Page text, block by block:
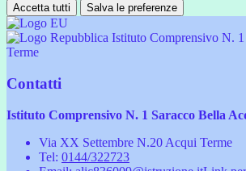
Accetta tutti Salva le preferenze
Istituto Comprensivo N.
Terme
Contatti
Istituto Comprensivo N. 1 Saracco Bella
Via XX Settembre N.20 Acqui Terme
Tel: 0144/322723